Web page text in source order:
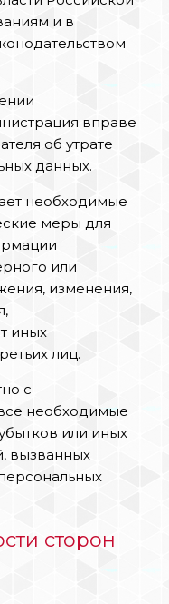
и в
вправе
об утрате
данных.
необходимые
меры для
или
изменения,
иных
лиц.
с
необходимые
или иных
вызванных
сторон